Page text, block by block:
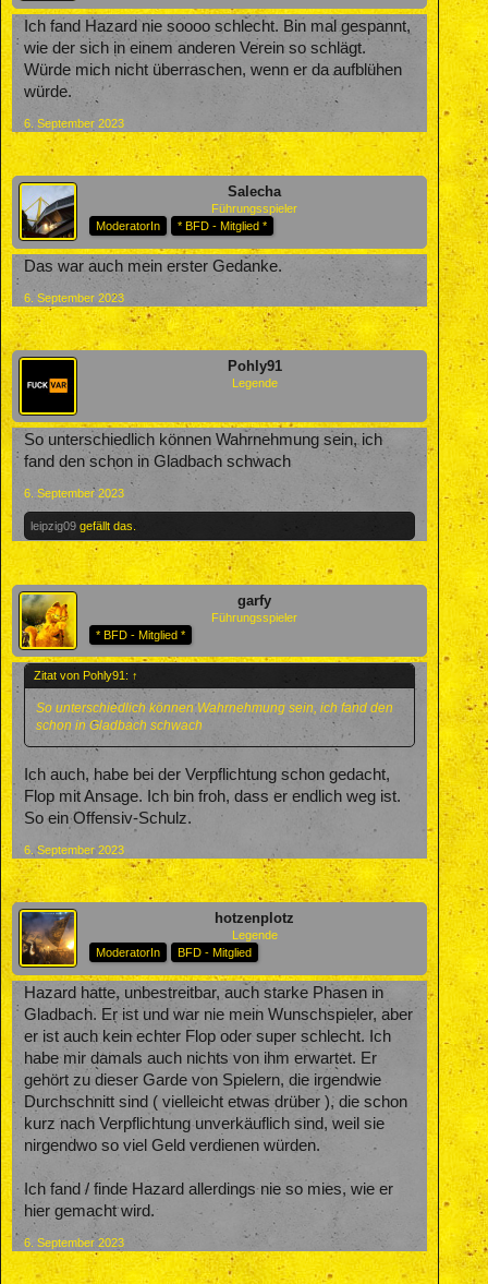
Ich fand Hazard nie soooo schlecht. Bin mal gespannt,
wie der sich in einem anderen Verein so schlägt.
Würde mich nicht überraschen, wenn er da aufblühen
würde.
6. September 2023
Salecha
Führungsspieler
ModeratorIn
* BFD - Mitglied *
Das war auch mein erster Gedanke.
6. September 2023
Pohly91
Legende
So unterschiedlich können Wahrnehmung sein, ich
fand den schon in Gladbach schwach
6. September 2023
leipzig09 gefällt das.
garfy
Führungsspieler
* BFD - Mitglied *
Zitat von Pohly91: ↑
So unterschiedlich können Wahrnehmung sein, ich fand den
schon in Gladbach schwach
Ich auch, habe bei der Verpflichtung schon gedacht,
Flop mit Ansage. Ich bin froh, dass er endlich weg ist.
So ein Offensiv-Schulz.
6. September 2023
hotzenplotz
Legende
ModeratorIn
BFD - Mitglied
Hazard hatte, unbestreitbar, auch starke Phasen in
Gladbach. Er ist und war nie mein Wunschspieler, aber
er ist auch kein echter Flop oder super schlecht. Ich
habe mir damals auch nichts von ihm erwartet. Er
gehört zu dieser Garde von Spielern, die irgendwie
Durchschnitt sind ( vielleicht etwas drüber ), die schon
kurz nach Verpflichtung unverkäuflich sind, weil sie
nirgendwo so viel Geld verdienen würden.
Ich fand / finde Hazard allerdings nie so mies, wie er
hier gemacht wird.
6. September 2023